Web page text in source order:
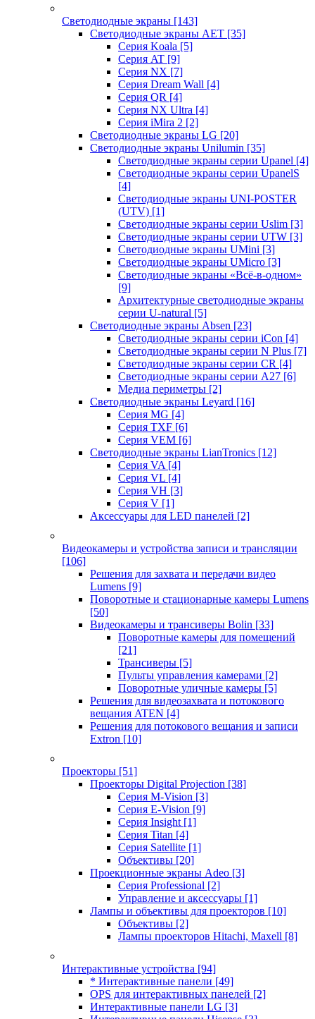
Светодиодные экраны [143]
Светодиодные экраны AET [35]
Cерия Koala [5]
Серия AT [9]
Серия NX [7]
Серия Dream Wall [4]
Серия QR [4]
Серия NX Ultra [4]
Серия iMira 2 [2]
Светодиодные экраны LG [20]
Светодиодные экраны Unilumin [35]
Светодиодные экраны серии Upanel [4]
Светодиодные экраны серии UpanelS
[4]
Светодиодные экраны UNI-POSTER
(UTV) [1]
Светодиодные экраны серии Uslim [3]
Светодиодные экраны серии UTW [3]
Светодиодные экраны UMini [3]
Светодиодные экраны UMicro [3]
Светодиодные экраны «Всё-в-одном»
[9]
Архитектурные светодиодные экраны
серии U-natural [5]
Светодиодные экраны Absen [23]
Светодиодные экраны серии iCon [4]
Светодиодные экраны серии N Plus [7]
Светодиодные экраны серии CR [4]
Светодиодные экраны серии А27 [6]
Медиа периметры [2]
Светодиодные экраны Leyard [16]
Серия MG [4]
Серия TXF [6]
Серия VEM [6]
Светодиодные экраны LianTronics [12]
Серия VA [4]
Серия VL [4]
Серия VH [3]
Серия V [1]
Аксессуары для LED панелей [2]
Видеокамеры и устройства записи и трансляции
[106]
Решения для захвата и передачи видео
Lumens [9]
Поворотные и стационарные камеры Lumens
[50]
Видеокамеры и трансиверы Bolin [33]
Поворотные камеры для помещений
[21]
Трансиверы [5]
Пульты управления камерами [2]
Поворотные уличные камеры [5]
Решения для видеозахвата и потокового
вещания ATEN [4]
Решения для потокового вещания и записи
Extron [10]
Проекторы [51]
Проекторы Digital Projection [38]
Серия M-Vision [3]
Серия E-Vision [9]
Серия Insight [1]
Серия Titan [4]
Серия Satellite [1]
Объективы [20]
Проекционные экраны Adeo [3]
Серия Professional [2]
Управление и аксессуары [1]
Лампы и объективы для проекторов [10]
Объективы [2]
Лампы проекторов Hitachi, Maxell [8]
Интерактивные устройства [94]
* Интерактивные панели [49]
OPS для интерактивных панелей [2]
Интерактивные панели LG [3]